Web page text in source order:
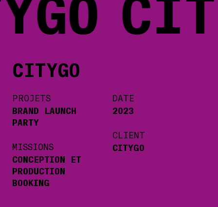
CITYGO
PROJETS
BRAND LAUNCH
PARTY
MISSIONS
CONCEPTION ET
PRODUCTION
BOOKING
DATE
2023
CLIENT
CITYGO